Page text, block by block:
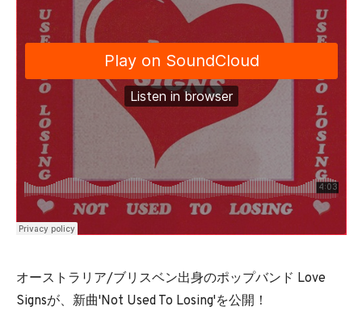
オーストラリア/ブリスベン出身のポップバンド Love
Signsが、新曲'Not Used To Losing'を公開！